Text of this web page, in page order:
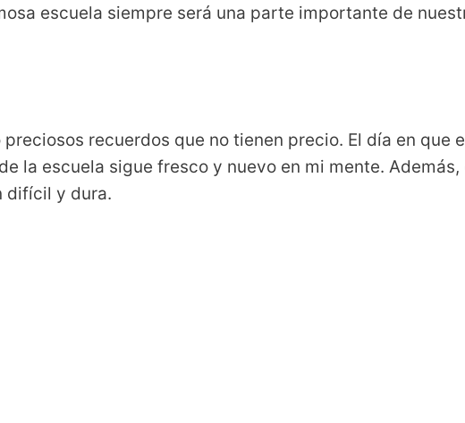
escuela siempre será una parte importante de
recuerdos que no tienen precio. El día en que
la escuela sigue fresco y nuevo en mi mente. Además,
difícil y dura.